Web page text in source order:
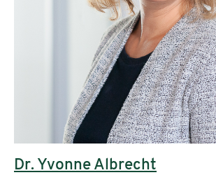
Dr. Yvonne Albrecht